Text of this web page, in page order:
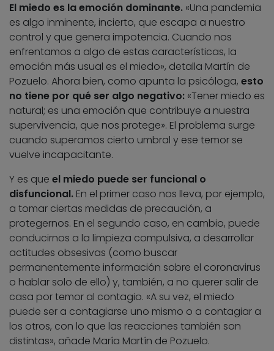
El miedo es la emoción dominante. «Una pandemia
es algo inminente, incierto, que escapa a nuestro
control y que genera impotencia. Cuando nos
enfrentamos a algo de estas características, la
emoción más usual es el miedo», detalla Martín de
Pozuelo. Ahora bien, como apunta la psicóloga, esto
no tiene por qué ser algo negativo: «Tener miedo es
natural; es una emoción que contribuye a nuestra
supervivencia, que nos protege». El problema surge
cuando superamos cierto umbral y ese temor se
vuelve incapacitante.
Y es que el miedo puede ser funcional o
disfuncional. En el primer caso nos lleva, por ejemplo,
a tomar ciertas medidas de precaución, a
protegernos. En el segundo caso, en cambio, puede
conducirnos a la limpieza compulsiva, a desarrollar
actitudes obsesivas (como buscar
permanentemente información sobre el coronavirus
o hablar solo de ello) y, también, a no querer salir de
casa por temor al contagio. «A su vez, el miedo
puede ser a contagiarse uno mismo o a contagiar a
los otros, con lo que las reacciones también son
distintas», añade María Martín de Pozuelo.